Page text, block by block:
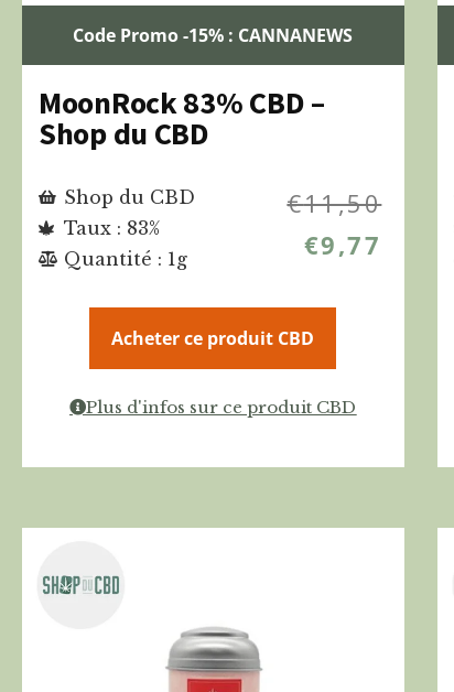
Code Promo -15% : CANNANEWS
MoonRock 83% CBD –
Shop du CBD
Shop du CBD
Taux : 83%
Quantité : 1g
€11,50
€9,77
Acheter ce produit CBD
Plus d'infos sur ce produit CBD